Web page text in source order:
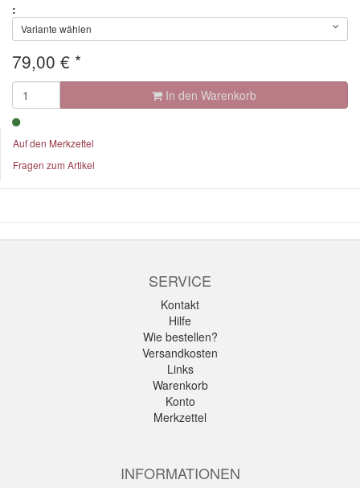
:
Variante wählen
79,00 € *
In den Warenkorb
Auf den Merkzettel
Fragen zum Artikel
SERVICE
Kontakt
Hilfe
Wie bestellen?
Versandkosten
Links
Warenkorb
Konto
Merkzettel
INFORMATIONEN